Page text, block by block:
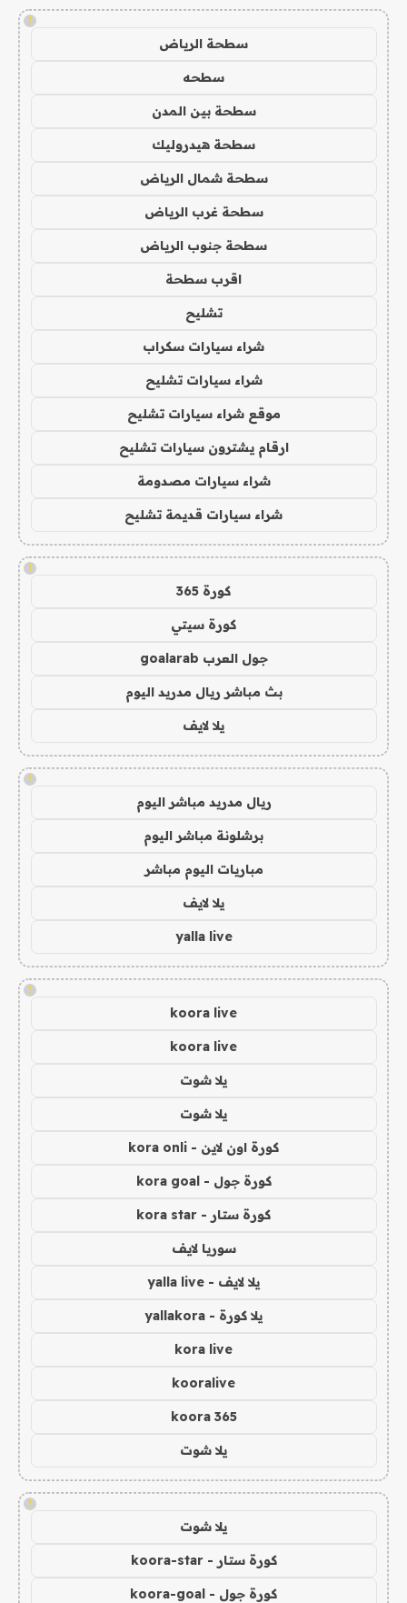
!
سطحة الرياض
سطحه
سطحة بين المدن
سطحة هيدروليك
سطحة شمال الرياض
سطحة غرب الرياض
سطحة جنوب الرياض
اقرب سطحة
تشليح
شراء سيارات سكراب
شراء سيارات تشليح
موقع شراء سيارات تشليح
ارقام يشترون سيارات تشليح
شراء سيارات مصدومة
شراء سيارات قديمة تشليح
!
كورة 365
كورة سيتي
جول العرب goalarab
بث مباشر ريال مدريد اليوم
يلا لايف
!
ريال مدريد مباشر اليوم
برشلونة مباشر اليوم
مباريات اليوم مباشر
يلا لايف
yalla live
!
koora live
koora live
يلا شوت
يلا شوت
كورة اون لاين - kora onli
كورة جول - kora goal
كورة ستار - kora star
سوريا لايف
يلا لايف - yalla live
يلا كورة - yallakora
kora live
kooralive
koora 365
يلا شوت
!
يلا شوت
كورة ستار - koora-star
كورة جول - koora-goal